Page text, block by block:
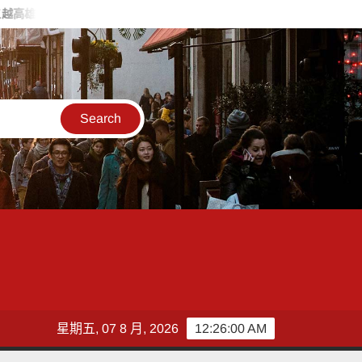
握父親節消費新趨勢 家庭體驗成熱門首選
12:26:01 AM
星期五, 07 8 月, 2026